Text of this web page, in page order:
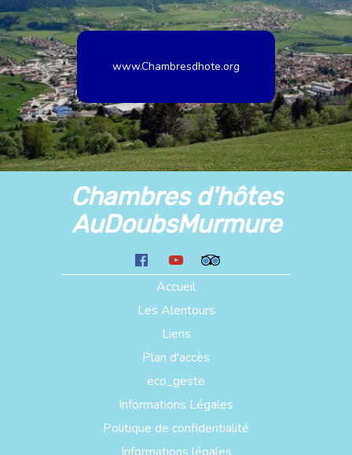
www.Chambresdhote.org
Chambres d'hôtes
AuDoubsMurmure
Accueil
Les Alentours
Liens
Plan d'accès
eco_geste
Informations Légales
Politique de confidentialité